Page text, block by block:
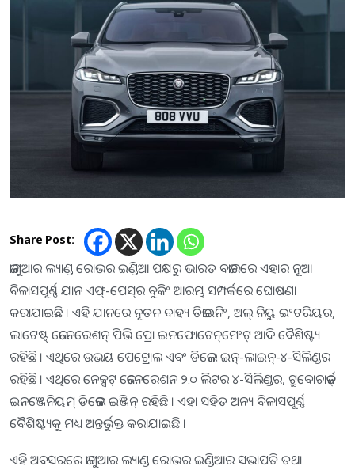
Share Post:
ଜାଗୁଆର ଲ୍ୟାଣ୍ଡ ରୋଭର ଇଣ୍ଡିଆ ପକ୍ଷରୁ ଭାରତ ବଜାରରେ ଏହାର ନୂଆ
ବିଳାସପୂର୍ଣ୍ଣ ଯାନ ଏଫ୍‌-ପେସ୍‌ର ବୁକିଂ ଆରମ୍ଭ ସମ୍ପର୍କରେ ଘୋଷଣା
କରାଯାଇଛି । ଏହି ଯାନରେ ନୂତନ ବାହ୍ୟ ଡିଜାଇନିଂ, ଅଲ୍ ନିୟୁ ଇଂଟରିୟର,
ଲାଟେଷ୍ଟ୍ ଜେନେରେଶନ୍ ପିଭି ପ୍ରୋ ଇନଫୋଟେନ୍‌ମେଂଟ୍ ଆଦି ବୈଶିଷ୍ଟ୍ୟ
ରହିଛି । ଏଥିରେ ଉଭୟ ପେଟ୍ରୋଲ ଏବଂ ଡିଜେଲ ଇନ୍‌-ଲାଇନ୍‌-୪-ସିଲିଣ୍ଡର
ରହିଛି । ଏଥିରେ ନେକ୍ସଟ୍ ଜେନେରେଶନ ୨.୦ ଲିଟର ୪-ସିଲିଣ୍ଡର, ଟ୍ରୁବୋଚାର୍ଜଡ୍
ଇନଞ୍ଜେନିୟମ୍ ଡିଜେଲ ଇଞ୍ଜିନ୍ ରହିଛି । ଏହା ସହିତ ଅନ୍ୟ ବିଳାସପୂର୍ଣ୍ଣ
ବୈଶିଷ୍ଟ୍ୟକୁ ମଧ୍ୟ ଅନ୍ତର୍ଭୁକ୍ତ କରାଯାଇଛି ।
ଏହି ଅବସରରେ ଜାଗୁଆର ଲ୍ୟାଣ୍ଡ ରୋଭର ଇଣ୍ଡିଆର ସଭାପତି ତଥା